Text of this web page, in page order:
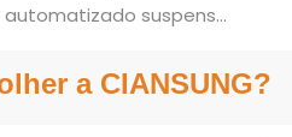
suspenso,
de alta densidade
de caixas. Seu
a CIANSUNG?